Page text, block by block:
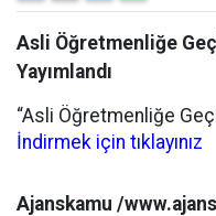
Asli Öğretmenliğe
Yayımlandı
“Asli Öğretmenliğe
İndirmek için tıklayınız
Ajanskamu /